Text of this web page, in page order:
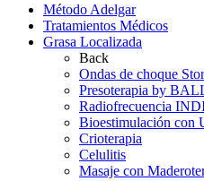
Método Adelgar
Tratamientos Médicos
Grasa Localizada
Back
Ondas de choque
Presoterapia by
Radiofrecuencia
Bioestimulación con
Crioterapia
Celulitis
Masaje con